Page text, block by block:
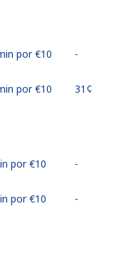
por ⁦€10⁩ -
por ⁦€10⁩ ⁦31¢⁩
por ⁦€10⁩ -
por ⁦€10⁩ -